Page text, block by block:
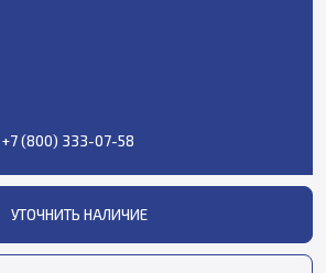
+7 (800) 333-07-58
УТОЧНИТЬ НАЛИЧИЕ